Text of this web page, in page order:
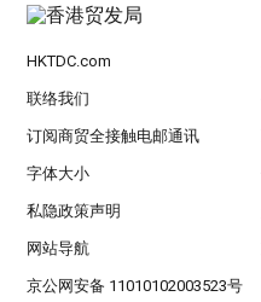
HKTDC.com
联络我们
订阅商贸全接触电邮通讯
字体大小
私隐政策声明
网站导航
京公网安备 11010102003523号